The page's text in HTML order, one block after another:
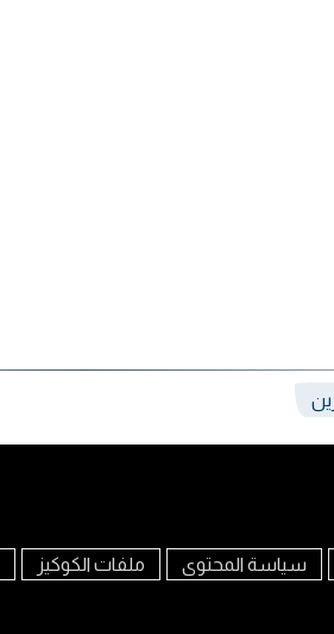
سياسة المحتوى ملفات الكوكيز